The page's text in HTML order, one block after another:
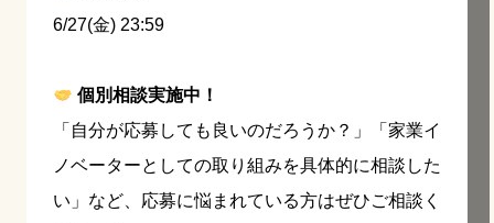
6/27(金) 23:59
個別相談実施中！
「自分が応募しても良いのだろうか？」「家業イ
ノベーターとしての取り組みを具体的に相談した
い」など、応募に悩まれている方はぜひご相談く